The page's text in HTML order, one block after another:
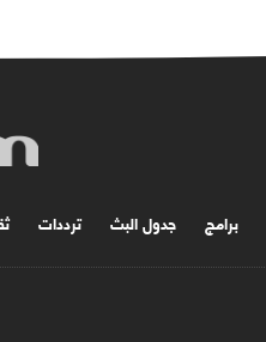
برامج جدول البث ترددات